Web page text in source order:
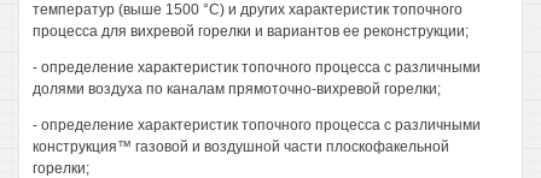
температур (выше 1500 °С) и других характеристик топочного
процесса для вихревой горелки и вариантов ее реконструкции;
- определение характеристик топочного процесса с различными
долями воздуха по каналам прямоточно-вихревой горелки;
- определение характеристик топочного процесса с различными
конструкция™ газовой и воздушной части плоскофакельной
горелки;